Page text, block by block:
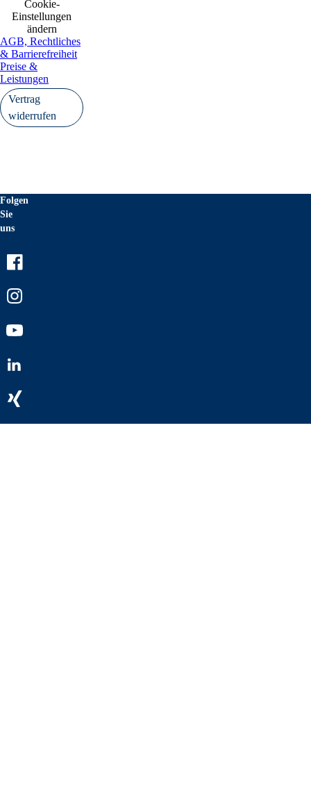
Cookie-
Einstellungen
ändern
AGB, Rechtliches
& Barrierefreiheit
Preise &
Leistungen
Vertrag
widerrufen
Folgen
Sie
uns
Youtube